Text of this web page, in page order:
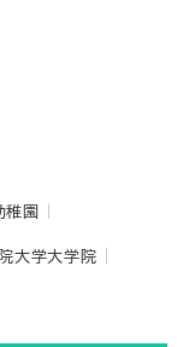
稚園
大学大学院